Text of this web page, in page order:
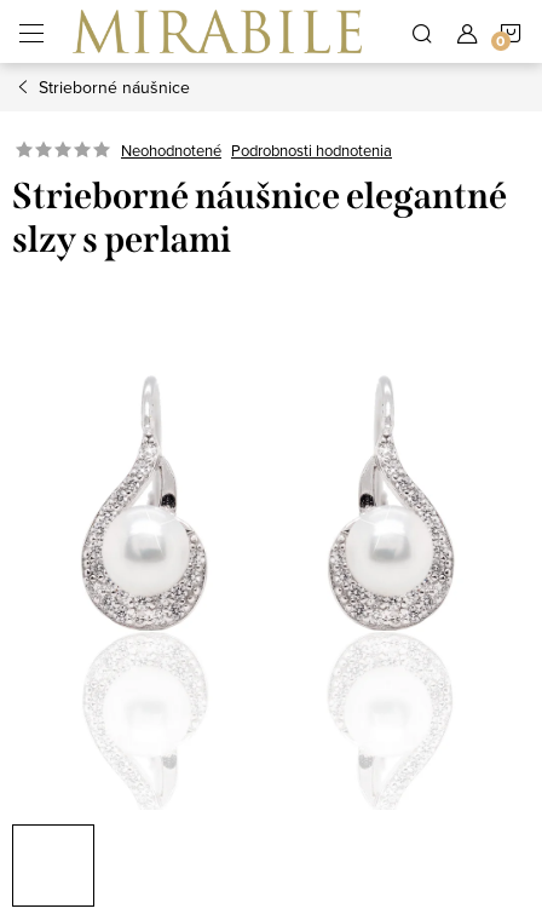
obsah
Strieborné náušnice
Neohodnotené Podrobnosti hodnotenia
Strieborné náušnice elegantné
slzy s perlami